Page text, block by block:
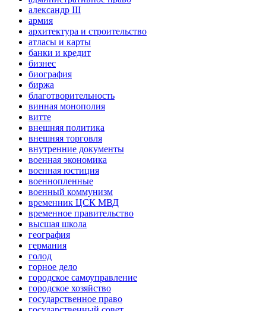
александр III
армия
архитектура и строительство
атласы и карты
банки и кредит
бизнес
биография
биржа
благотворительность
винная монополия
витте
внешняя политика
внешняя торговля
внутренние документы
военная экономика
военная юстиция
военнопленные
военный коммунизм
временник ЦСК МВД
временное правительство
высшая школа
география
германия
голод
горное дело
городское самоуправление
городское хозяйство
государственное право